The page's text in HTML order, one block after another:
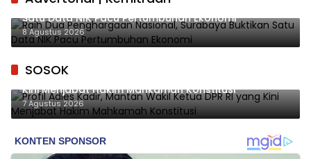
Raih Dua Penghargaan Nasional, Surabaya Buktikan
Satu Data NIK Pacu Pertumbuhan Ekonomi
8 Agustus 2026
SOSOK
Profil Adies Kadir, Mantan Wakil Ketua DPR RI yang
Kini Menjabat Hakim Mahkamah Konstitusi
7 Agustus 2026